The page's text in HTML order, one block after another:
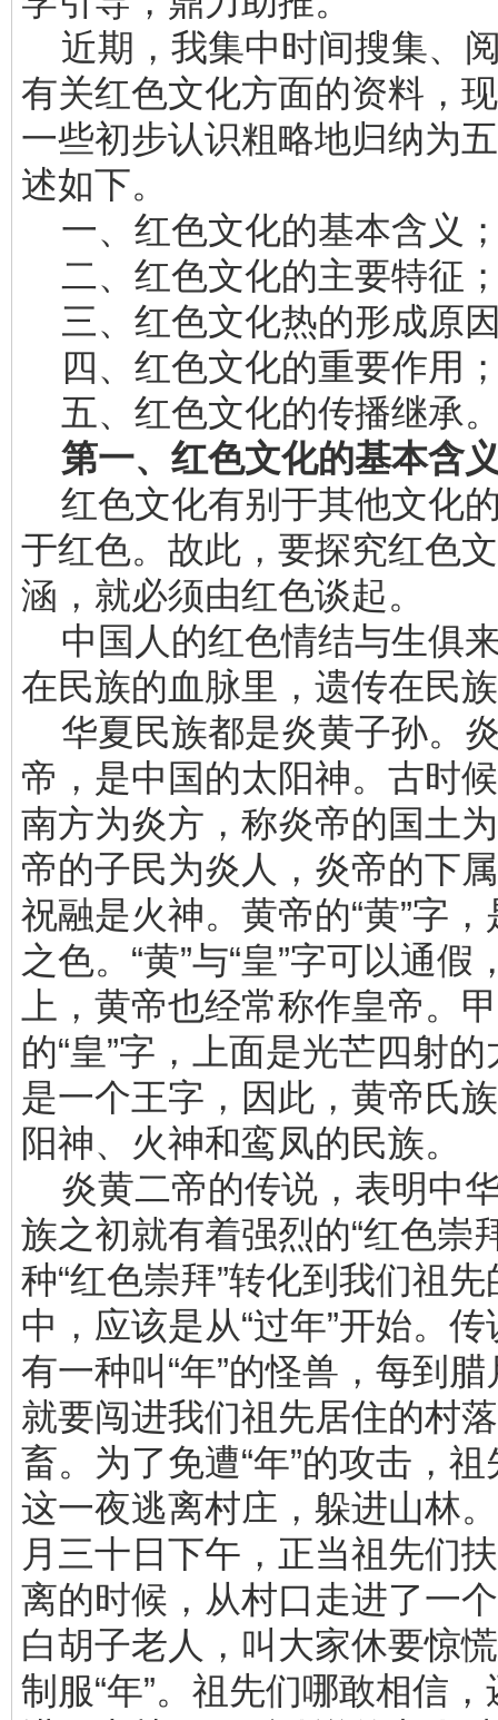
近期，我集中时间搜集、
有关红色文化方面的资料，
一些初步认识粗略地归纳为
述如下。
一、红色文化的基本含义
二、红色文化的主要特征
三、红色文化热的形成原
四、红色文化的重要作用
五、红色文化的传播继承
第一、红色文化的基本含
红色文化有别于其他文化
于红色。故此，要探究红色
涵，就必须由红色谈起。
中国人的红色情结与生俱
在民族的血脉里，遗传在民
华夏民族都是炎黄子孙。
帝，是中国的太阳神。古时
南方为炎方，称炎帝的国土
帝的子民为炎人，炎帝的下
祝融是火神。黄帝的“黄”字
之色。“黄”与“皇”字可以通假
上，黄帝也经常称作皇帝。
的“皇”字，上面是光芒四射
是一个王字，因此，黄帝氏
阳神、火神和鸾凤的民族。
炎黄二帝的传说，表明中
族之初就有着强烈的“红色崇
种“红色崇拜”转化到我们祖
中，应该是从“过年”开始。
有一种叫“年”的怪兽，每到
就要闯进我们祖先居住的村
畜。为了免遭“年”的攻击，
这一夜逃离村庄，躲进山林
月三十日下午，正当祖先们
离的时候，从村口走进了一
白胡子老人，叫大家休要惊
制服“年”。祖先们哪敢相信